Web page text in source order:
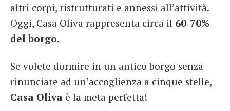
altri corpi, ristrutturati e annessi all’attività.
Oggi, Casa Oliva rappresenta circa il 60-70%
del borgo.
Se volete dormire in un antico borgo senza
rinunciare ad un’accoglienza a cinque stelle,
Casa Oliva è la meta perfetta!